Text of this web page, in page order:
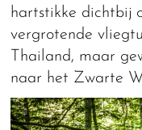
hartstikke dichtbij
vergrotende
Thailand, maar
naar het Zwarte